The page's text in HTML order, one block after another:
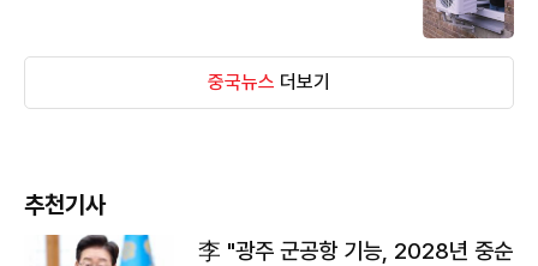
중국뉴스 더보기
추천기사
李 "광주 군공항 기능, 2028년 중순